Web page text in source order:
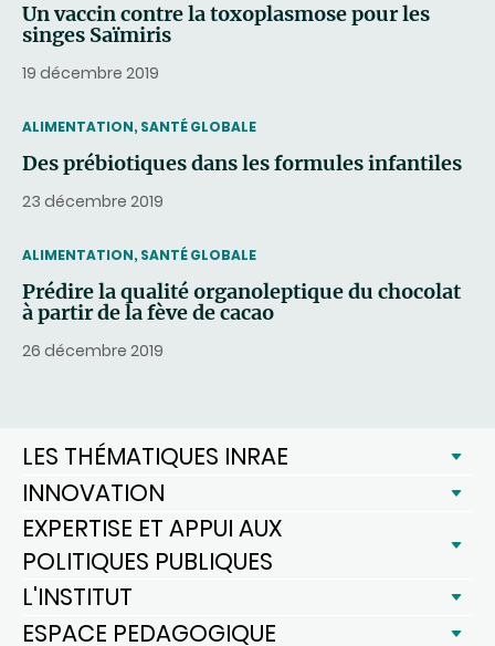
Un vaccin contre la toxoplasmose pour les
singes Saïmiris
19 décembre 2019
THEMATIC
ALIMENTATION, SANTÉ GLOBALE
Des prébiotiques dans les formules infantiles
23 décembre 2019
THEMATIC
ALIMENTATION, SANTÉ GLOBALE
Prédire la qualité organoleptique du chocolat
à partir de la fève de cacao
26 décembre 2019
LES THÉMATIQUES INRAE
INNOVATION
EXPERTISE ET APPUI AUX
POLITIQUES PUBLIQUES
L'INSTITUT
ESPACE PEDAGOGIQUE